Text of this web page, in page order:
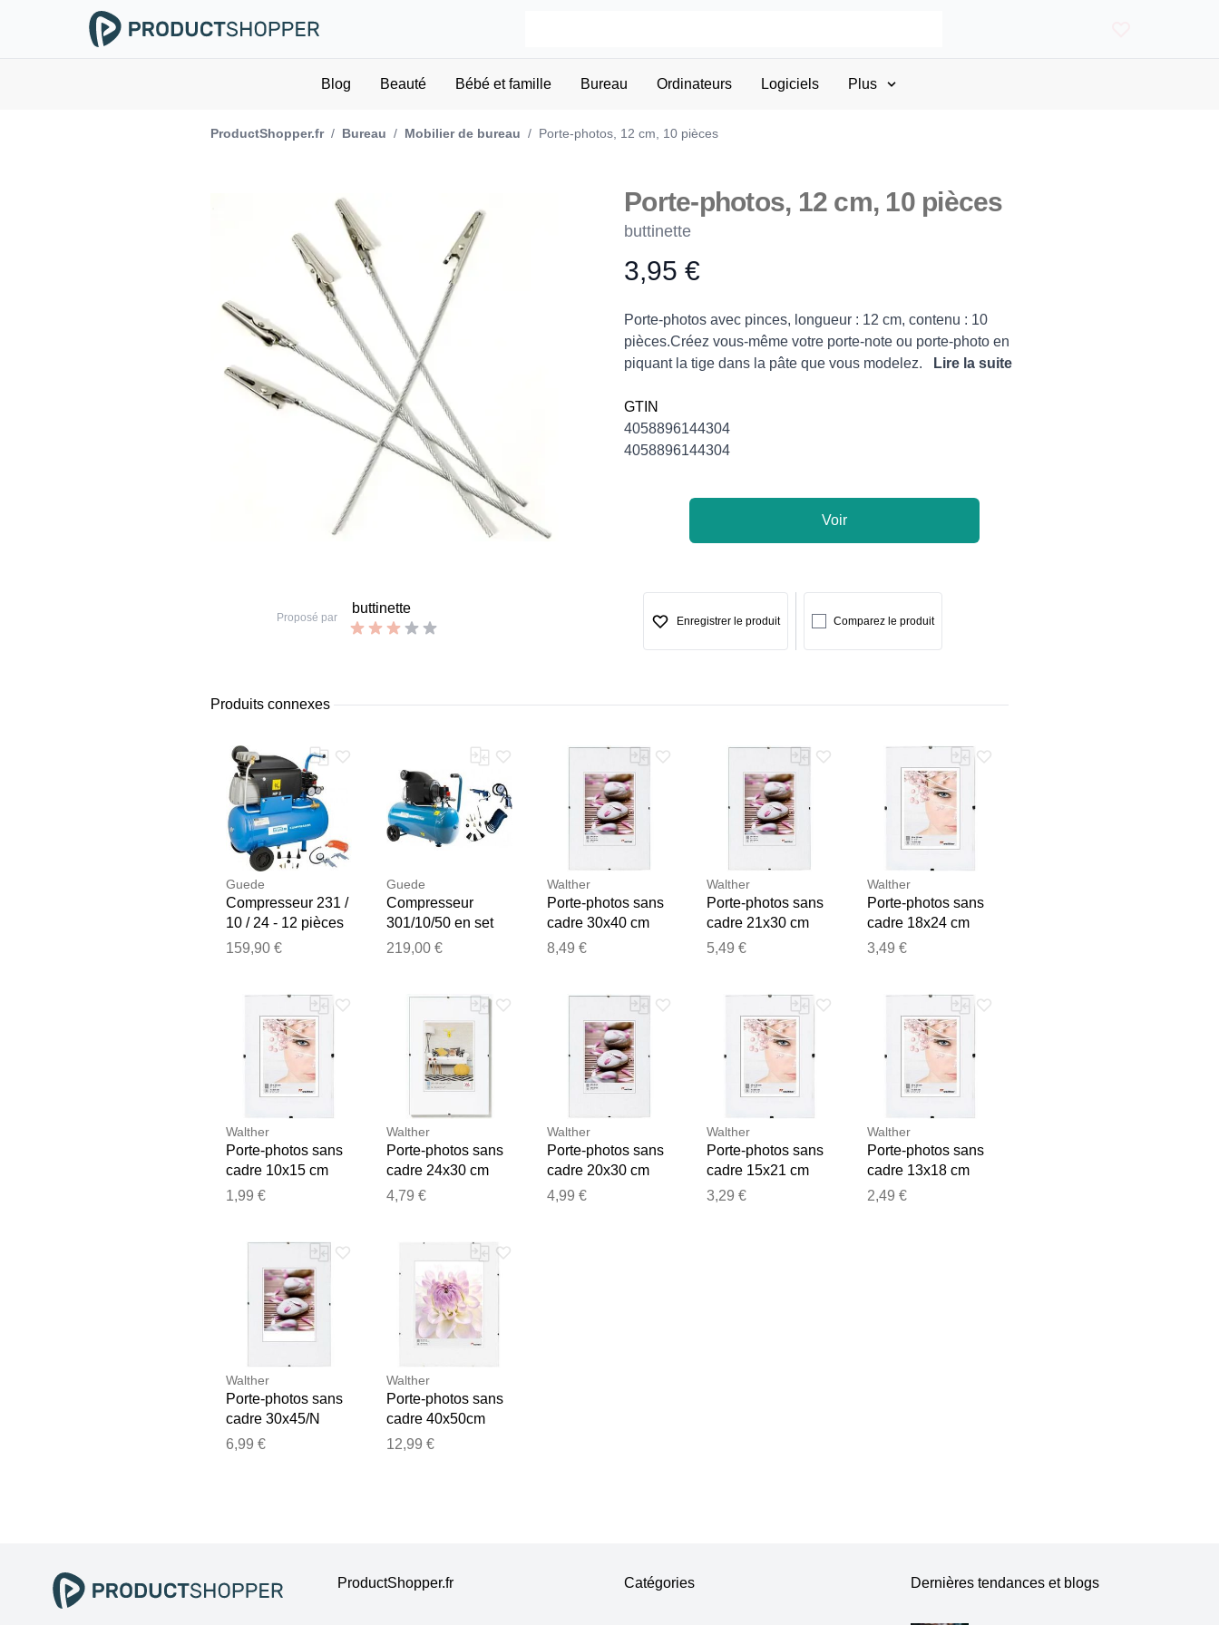
Blog Beauté Bébé et famille Bureau Ordinateurs Logiciels Plus
ProductShopper.fr / Bureau / Mobilier de bureau / Porte-photos, 12 cm, 10 pièces
Porte-photos, 12 cm, 10 pièces
buttinette
Product information
3,95 €
Description
Porte-photos avec pinces, longueur : 12 cm, contenu : 10
pièces.Créez vous-même votre porte-note ou porte-photo en
piquant la tige dans la pâte que vous modelez.
Lire la suite
GTIN
4058896144304
4058896144304
Voir
Proposé par
buttinette
Enregistrer le produit Comparez le produit
Produits connexes
Guede
Compresseur 231 /
10 / 24 - 12 pièces
159,90 €
Guede
Compresseur
301/10/50 en set
12 pièces
219,00 €
Walther
Porte-photos sans
cadre 30x40 cm
8,49 €
Walther
Porte-photos sans
cadre 21x30 cm
5,49 €
Walther
Porte-photos sans
cadre 18x24 cm
3,49 €
Walther
Porte-photos sans
cadre 10x15 cm
1,99 €
Walther
Porte-photos sans
cadre 24x30 cm
4,79 €
Walther
Porte-photos sans
cadre 20x30 cm
4,99 €
Walther
Porte-photos sans
cadre 15x21 cm
3,29 €
Walther
Porte-photos sans
cadre 13x18 cm
antireflet
2,49 €
Walther
Porte-photos sans
cadre 30x45/N
6,99 €
Walther
Porte-photos sans
cadre 40x50cm
antireflet
12,99 €
Notre équipe va maintenant examiner vos commentaires avant de les publier.
ProductShopper.fr Catégories Dernières tendances et blogs